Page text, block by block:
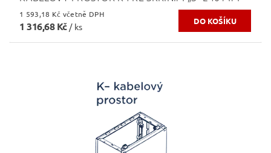
1 593,18 Kč včetně DPH
1 316,68 Kč / ks